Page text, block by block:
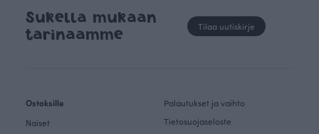
Sukella mukaan
tarinaamme
Tilaa uutiskirje
Ostoksille
Naiset
Palautukset ja vaihto
Tietosuojaseloste